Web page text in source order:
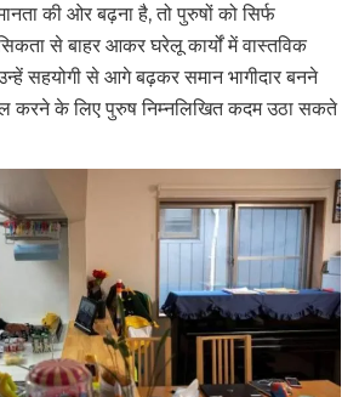
की ओर बढ़ना है, तो पुरुषों को सिर्फ
से बाहर आकर घरेलू कार्यों में वास्तविक
उन्हें सहयोगी से आगे बढ़कर समान भागीदार बनने
करने के लिए पुरुष निम्नलिखित कदम उठा सकते